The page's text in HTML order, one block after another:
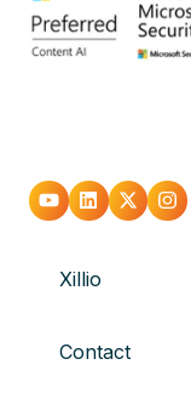
Xillio
Contact